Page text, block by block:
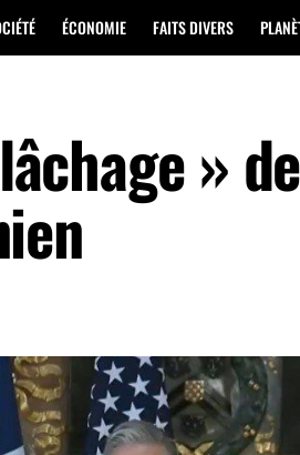
ÉCONOMIE FAITS DIVERS
»